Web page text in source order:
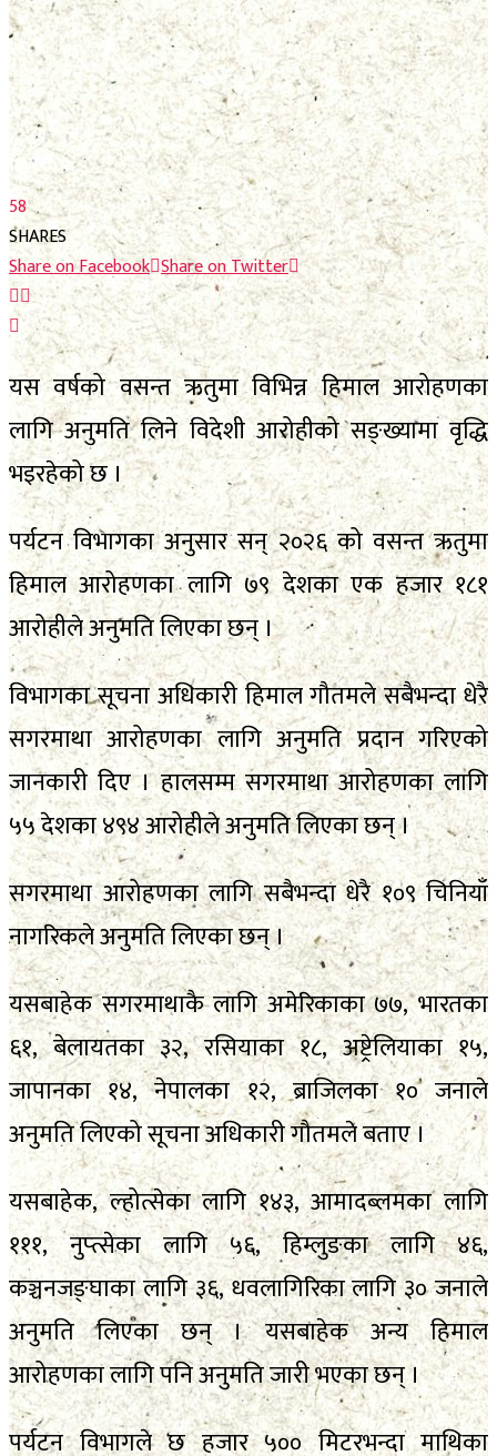
निर्वाचन
भिजिट नेपाल
सम्पादकीय
स्थानीय निर्वाचन
No Result
View All Result
भिजिट नेपाल
सम्पादकीय
स्थानीय निर्वाचन
No Result
View All Result
58
SHARES
Share on Facebook Share on Twitter
यस वर्षको वसन्त ऋतुमा विभिन्न हिमाल आरोहणका
लागि अनुमति लिने विदेशी आरोहीको सङ्ख्यामा वृद्धि
भइरहेको छ ।
पर्यटन विभागका अनुसार सन् २०२६ को वसन्त ऋतुमा
हिमाल आरोहणका लागि ७९ देशका एक हजार १८१
आरोहीले अनुमति लिएका छन् ।
विभागका सूचना अधिकारी हिमाल गौतमले सबैभन्दा धेरै
सगरमाथा आरोहणका लागि अनुमति प्रदान गरिएको
जानकारी दिए । हालसम्म सगरमाथा आरोहणका लागि
५५ देशका ४९४ आरोहीले अनुमति लिएका छन् ।
सगरमाथा आरोहणका लागि सबैभन्दा धेरै १०९ चिनियाँ
नागरिकले अनुमति लिएका छन् ।
यसबाहेक सगरमाथाकै लागि अमेरिकाका ७७, भारतका
६१, बेलायतका ३२, रसियाका १८, अष्ट्रेलियाका १५,
जापानका १४, नेपालका १२, ब्राजिलका १० जनाले
अनुमति लिएको सूचना अधिकारी गौतमले बताए ।
यसबाहेक, ल्होत्सेका लागि १४३, आमादब्लमका लागि
१११, नुप्त्सेका लागि ५६, हिम्लुङका लागि ४६,
कञ्चनजङ्घाका लागि ३६, धवलागिरिका लागि ३० जनाले
अनुमति लिएका छन् । यसबाहेक अन्य हिमाल
आरोहणका लागि पनि अनुमति जारी भएका छन् ।
पर्यटन विभागले छ हजार ५०० मिटरभन्दा माथिका